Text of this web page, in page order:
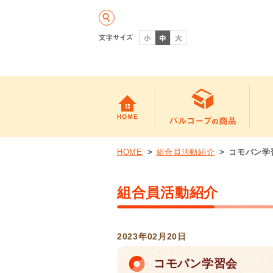
HOME 組合員活動紹介 コモパン学
組合員活動紹介
2023年02月20日
コモパン学習会